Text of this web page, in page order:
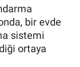
bir evde
sistemi
ortaya